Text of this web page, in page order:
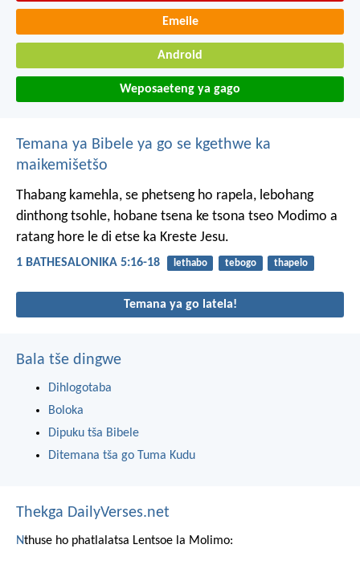
Emeile
Android
Weposaeteng ya gago
Temana ya Bibele ya go se kgethwe ka
maikemišetšo
Thabang kamehla, se phetseng ho rapela, lebohang
dinthong tsohle, hobane tsena ke tsona tseo Modimo a
ratang hore le di etse ka Kreste Jesu.
1 BATHESALONIKA 5:16-18 lethabo tebogo thapelo
Temana ya go latela!
Bala tše dingwe
Dihlogotaba
Boloka
Dipuku tša Bibele
Ditemana tša go Tuma Kudu
Thekga DailyVerses.net
Nthuse ho phatlalatsa Lentsoe la Molimo: